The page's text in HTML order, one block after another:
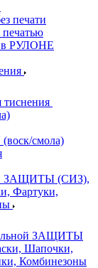
печати
в РУЛОНЕ
тиснения
смола)
ЗАЩИТЫ (СИЗ),
Фартуки,
ЗАЩИТЫ
Шапочки,
Комбинезоны